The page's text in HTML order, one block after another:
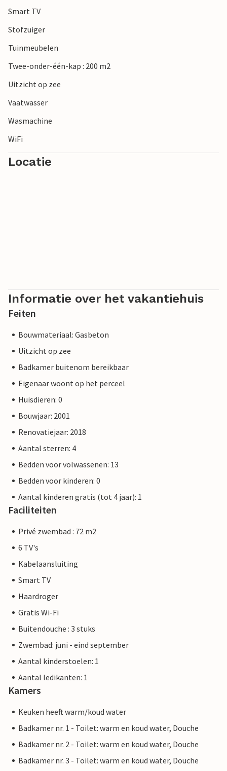
Smart TV
Stofzuiger
Tuinmeubelen
Twee-onder-één-kap : 200 m2
Uitzicht op zee
Vaatwasser
Wasmachine
WiFi
Locatie
Informatie over het vakantiehuis
Feiten
Bouwmateriaal: Gasbeton
Uitzicht op zee
Badkamer buitenom bereikbaar
Eigenaar woont op het perceel
Huisdieren: 0
Bouwjaar: 2001
Renovatiejaar: 2018
Aantal sterren: 4
Bedden voor volwassenen: 13
Bedden voor kinderen: 0
Aantal kinderen gratis (tot 4 jaar): 1
Faciliteiten
Privé zwembad : 72 m2
6 TV's
Kabelaansluiting
Smart TV
Haardroger
Gratis Wi-Fi
Buitendouche : 3 stuks
Zwembad: juni - eind september
Aantal kinderstoelen: 1
Aantal ledikanten: 1
Kamers
Keuken heeft warm/koud water
Badkamer nr. 1 - Toilet: warm en koud water, Douche
Badkamer nr. 2 - Toilet: warm en koud water, Douche
Badkamer nr. 3 - Toilet: warm en koud water, Douche